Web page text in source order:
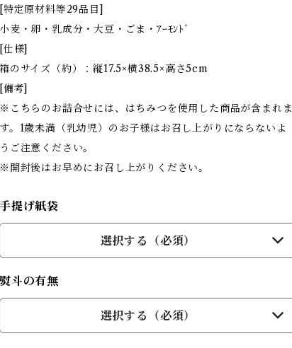
[特定原材料等29品目]
小麦・卵・乳成分・大豆・ごま・ｱｰﾓﾝﾄﾞ
[仕様]
箱のサイズ（約）：縦17.5×横38.5×高さ5cm
[備考]
※こちらのお詰合せには、はちみつを使用した商品が含まれま
す。1歳未満（乳幼児）のお子様はお召し上がりにならないよ
うご注意ください。
※開封後はお早めにお召し上がりください。
手提げ紙袋
選択する（必須）
熨斗の有無
選択する（必須）